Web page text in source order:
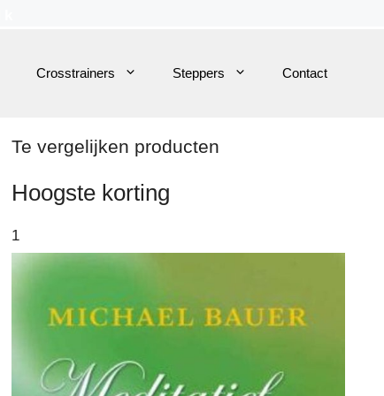
Crosstrainers Steppers Contact
Te vergelijken producten
Hoogste korting
1